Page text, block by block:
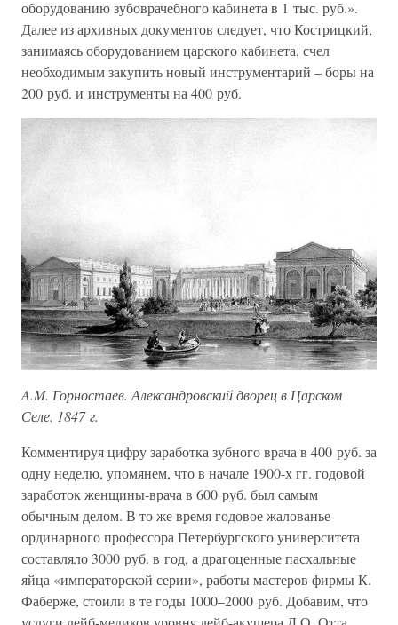
оборудованию зубоврачебного кабинета в 1 тыс. руб.».
Далее из архивных документов следует, что Кострицкий,
занимаясь оборудованием царского кабинета, счел
необходимым закупить новый инструментарий – боры на
200 руб. и инструменты на 400 руб.
A.M. Горностаев. Александровский дворец в Царском
Селе. 1847 г.
Комментируя цифру заработка зубного врача в 400 руб. за
одну неделю, упомянем, что в начале 1900-х гг. годовой
заработок женщины-врача в 600 руб. был самым
обычным делом. В то же время годовое жалованье
ординарного профессора Петербургского университета
составляло 3000 руб. в год, а драгоценные пасхальные
яйца «императорской серии», работы мастеров фирмы К.
Фаберже, стоили в те годы 1000–2000 руб. Добавим, что